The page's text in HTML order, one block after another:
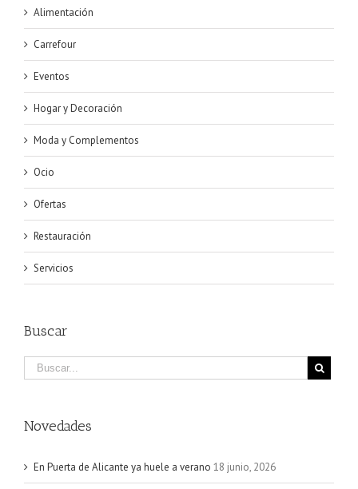
Alimentación
Carrefour
Eventos
Hogar y Decoración
Moda y Complementos
Ocio
Ofertas
Restauración
Servicios
Buscar
Novedades
En Puerta de Alicante ya huele a verano 18 junio, 2026